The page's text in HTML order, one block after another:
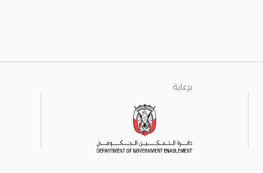
برعاية